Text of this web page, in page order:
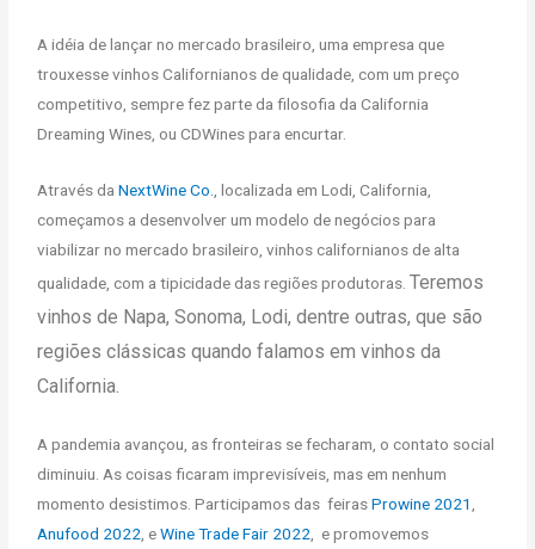
A idéia de lançar no mercado brasileiro, uma empresa que
trouxesse vinhos Californianos de qualidade, com um preço
competitivo, sempre fez parte da filosofia da California
Dreaming Wines, ou CDWines para encurtar.
Através daNextWine Co.
, localizada em Lodi, California,
começamos a desenvolver um modelo de negócios para
viabilizar no mercado brasileiro, vinhos californianos de alta
qualidade, com a tipicidade das regiões produtoras.Teremos
vinhos de Napa, Sonoma, Lodi, dentre outras, que são
regiões clássicas quando falamos em vinhos da
California.
A pandemia avançou, as fronteiras se fecharam, o contato social
diminuiu. As coisas ficaram imprevisíveis, mas em nenhum
momento desistimos. Participamos das feirasProwine 2021
Anufood 2022 , eWine Trade Fair 2022 , e promovemos